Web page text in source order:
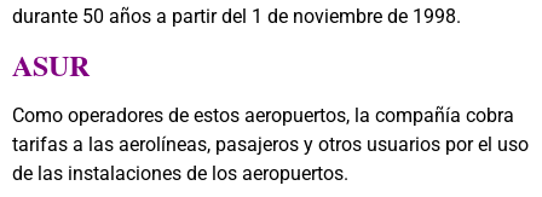
durante 50 años a partir del 1 de noviembre de 1998.
ASUR
Como operadores de estos aeropuertos, la compañía cobra
tarifas a las aerolíneas, pasajeros y otros usuarios por el uso
de las instalaciones de los aeropuertos.